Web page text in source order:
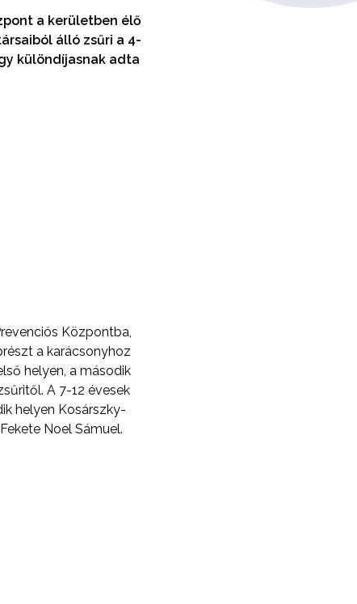
a kerületben élő
álló zsűri a 4-
különdíjasnak adta
Központba,
a karácsonyhoz
helyen, a második
A 7-12 évesek
helyen Kosárszky-
Noel Sámuel.